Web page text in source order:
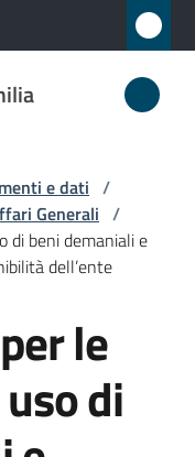
e dati /
Generali /
di beni demaniali e
dell’ente
le
di